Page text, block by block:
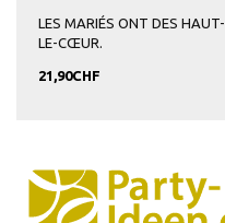
LES MARIÉS ONT DES HAUT-
LE-CŒUR.
21,90CHF